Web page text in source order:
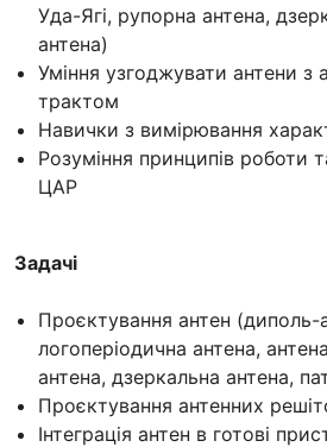
Уда-Ягі, рупорна антена,
антена)
Уміння узгоджувати антени з
трактом
Навички з вимірювання
Розуміння принципів роботи
ЦАР
Задачі
Проєктування антен (диполь-
логоперіодична антена,
антена, дзеркальна антена,
Проєктування антенних
Інтеграція антен в готові